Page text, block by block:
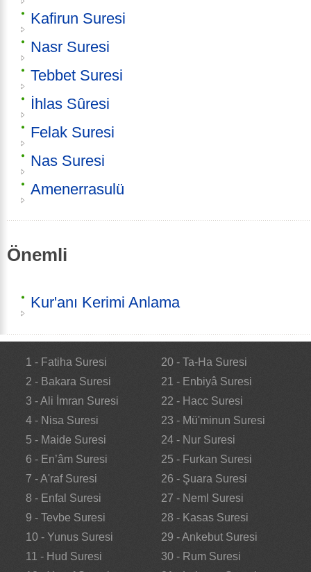
Kafirun Suresi
Nasr Suresi
Tebbet Suresi
İhlas Sûresi
Felak Suresi
Nas Suresi
Amenerrasulü
Önemli
Kur'anı Kerimi Anlama
1 - Fatiha Suresi
2 - Bakara Suresi
3 - Ali İmran Suresi
4 - Nisa Suresi
5 - Maide Suresi
6 - En’âm Suresi
7 - A'raf Suresi
8 - Enfal Suresi
9 - Tevbe Suresi
10 - Yunus Suresi
11 - Hud Suresi
20 - Ta-Ha Suresi
21 - Enbiyâ Suresi
22 - Hacc Suresi
23 - Mü'minun Suresi
24 - Nur Suresi
25 - Furkan Suresi
26 - Şuara Suresi
27 - Neml Suresi
28 - Kasas Suresi
29 - Ankebut Suresi
30 - Rum Suresi